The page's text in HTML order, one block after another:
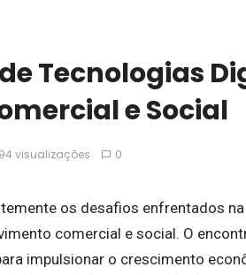
Tecnologias
e Social
visualizações 0
os desafios enfrentados
comercial e social. O
impulsionar o crescimento